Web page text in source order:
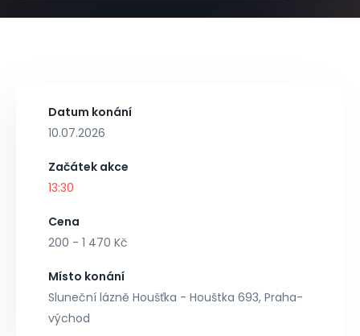
Datum konání
10.07.2026
Začátek akce
13:30
Cena
200 - 1 470 Kč
Místo konání
Sluneční lázně Houšťka - Houštka 693, Praha-
východ